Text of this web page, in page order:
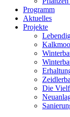
Programm
Aktuelles
Projekte
Die